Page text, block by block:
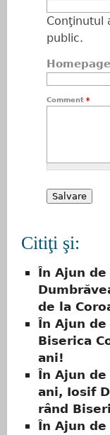
Conţinutul
public.
Homepage
Comment *
Citiţi şi:
În Ajun
de la
În Ajun
Biserica
ani!
În Ajun
ani, Iosif
rând
În Ajun